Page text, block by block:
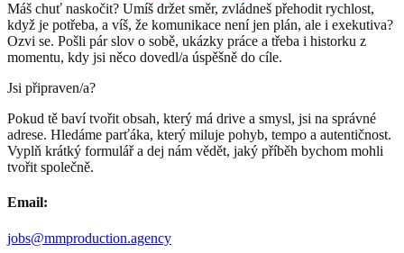
Máš chuť naskočit? Umíš držet směr, zvládneš přehodit rychlost,
když je potřeba, a víš, že komunikace není jen plán, ale i exekutiva?
Ozvi se. Pošli pár slov o sobě, ukázky práce a třeba i historku z
momentu, kdy jsi něco dovedl/a úspěšně do cíle.
Jsi připraven/a?
Pokud tě baví tvořit obsah, který má drive a smysl, jsi na správné
adrese. Hledáme parťáka, který miluje pohyb, tempo a autentičnost.
Vyplň krátký formulář a dej nám vědět, jaký příběh bychom mohli
tvořit společně.
Email:
jobs@mmproduction.agency